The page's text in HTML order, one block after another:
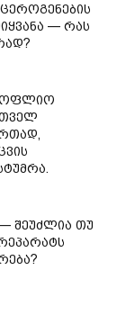
— რას
შეუძლია თუ